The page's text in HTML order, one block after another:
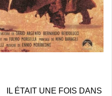
IL ÉTAIT UNE FOIS DANS